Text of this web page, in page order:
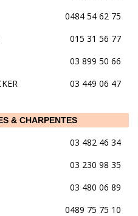
0484 54 62 75
015 31 56 77
03 899 50 66
03 449 06 47
& CHARPENTES
03 482 46 34
03 230 98 35
03 480 06 89
0489 75 75 10